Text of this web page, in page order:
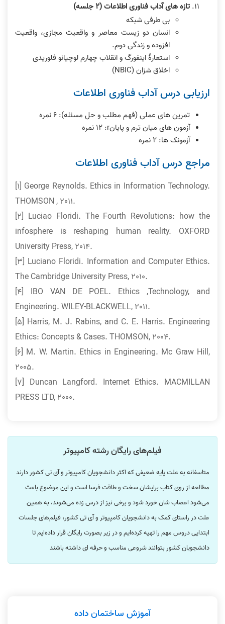
تازه های آداب فناوری اطلاعات (٢ جلسه)
بی طرفی شبکه
انسان دو زیست معاصر و واقعیت مجازی، واقعیت
افزوده و زندگی دوم.
استعارۀ اینفورگ و انقلاب چهارم لوچیانو فلوریدی
اخلاق شزان (NBIC)
ارزیابی درس آداب فناوری اطلاعات
تمرین های عملی (فهم مطلب و حل مسئله): ۶ نمره
آزمون های میان ترم و پایانr: ١٢ نمره
آزمونک ها: ٢ نمره
مراجع درس آداب فناوری اطلاعات
[1] George Reynolds. Ethics in Information Technology.
THOMSON , 2011.
[2] Luciao Floridi. The Fourth Revolutions: how the
infosphere is reshaping human reality. OXFORD
University Press, 2014.
[3] Luciano Floridi. Information and Computer Ethics.
The Cambridge University Press, 2010.
[4] IBO VAN DE POEL. Ethics ,Technology, and
Engineering. WILEY-BLACKWELL, 2011.
[5] Harris, M. J. Rabins, and C. E. Harris. Engineering
Ethics: Concepts & Cases. THOMSON, 2004.
[6] M. W. Martin. Ethics in Engineering. Mc Graw Hill,
2005.
[7] Duncan Langford. Internet Ethics. MACMILLAN
PRESS LTD, 2000.
فیلم‌های رایگان رشته کامپیوتر
متاسفانه به علت پایه ضعیفی که اکثر دانشجویان کامپیوتر و آی تی کشور دارند
مطالعه از روی کتاب برایشان سخت و طاقت فرسا است و این موضوع باعث
می‌شود اعصاب شان خورد شود و برخی نیز از درس زده می‌شوند، به همین
علت در راستای کمک به دانشجویان کامپیوتر و آی تی کشور، فیلم‌های جلسات
ابتدایی دروس مهم را تهیه کرده‌ایم و در زیر بصورت رایگان قرار داده‌ایم تا
دانشجویان کشور بتوانند شروعی مناسب و حرفه ای داشته باشند
آموزش ساختمان داده